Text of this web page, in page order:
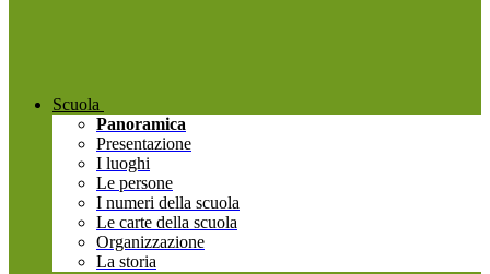
Scuola
Panoramica
Presentazione
I luoghi
Le persone
I numeri della scuola
Le carte della scuola
Organizzazione
La storia